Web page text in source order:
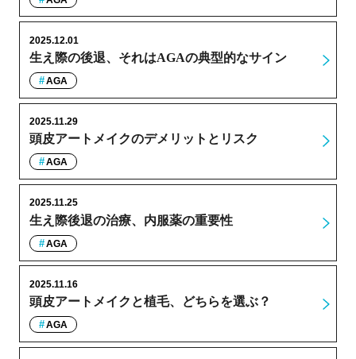
生え際の後退、それはAGAの典型的なサイン
2025.12.01
AGA
頭皮アートメイクのデメリットとリスク
2025.11.29
AGA
生え際後退の治療、内服薬の重要性
2025.11.25
AGA
頭皮アートメイクと植毛、どちらを選ぶ？
2025.11.16
AGA